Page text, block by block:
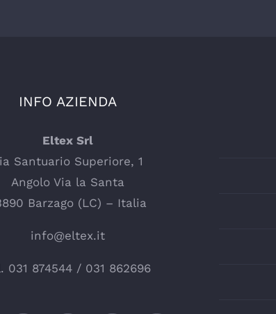
INFO AZIENDA
Eltex Srl
Santuario Superiore, 1
Angolo Via la Santa
Barzago (LC) – Italia
info@eltex.it
031 874544/ 031 862696